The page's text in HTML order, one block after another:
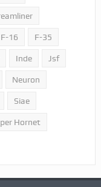
F-16 F-35
Inde Jsf
Neuron
Siae
Hornet